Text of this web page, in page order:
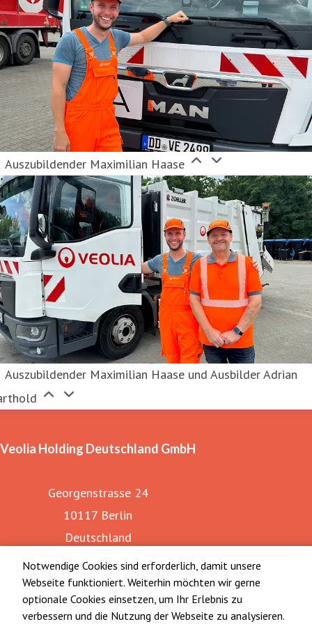
Notwendige Cookies sind erforderlich, damit unsere
Webseite funktioniert. Weiterhin möchten wir gerne
optionale Cookies einsetzen, um Ihr Erlebnis zu
verbessern und die Nutzung der Webseite zu analysieren.
Auszubildender Maximilian Haase
Auszubildender Maximilian Haase und Ausbilder Adrian
Veolia Holding Deutschland GmbH
Georgenstrasse 24
10117 Berlin
Deutschland